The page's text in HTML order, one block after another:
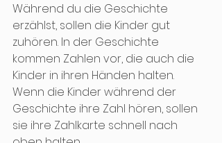
Während du die Geschichte
erzählst, sollen die Kinder gut
zuhören. In der Geschichte
kommen Zahlen vor, die auch die
Kinder in ihren Händen halten.
Wenn die Kinder während der
Geschichte ihre Zahl hören, sollen
sie ihre Zahlkarte schnell nach